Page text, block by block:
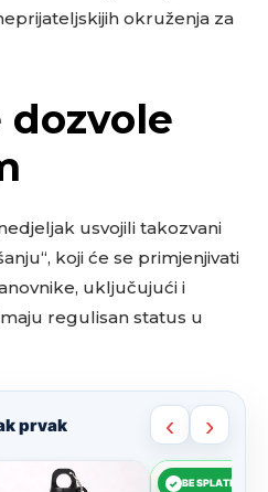
okruženja za
dozvole
usvojili takozvani
koji će se primjenjivati
uključujući i
regulisan status u